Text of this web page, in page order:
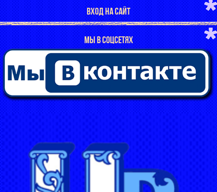
ВХОД НА САЙТ
МЫ В СОЦСЕТЯХ